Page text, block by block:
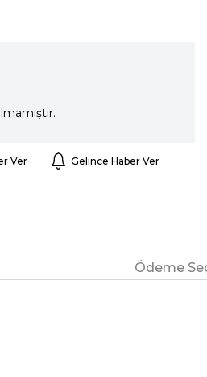
Ver Gelince Haber Ver
Ödeme